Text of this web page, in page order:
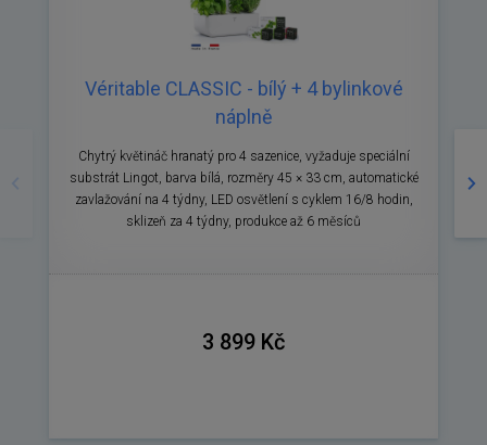
Véritable CLASSIC - bílý + 4 bylinkové
náplně
Chytrý květináč hranatý pro 4 sazenice, vyžaduje speciální
substrát Lingot, barva bílá, rozměry 45 × 33 cm, automatické
zavlažování na 4 týdny, LED osvětlení s cyklem 16/8 hodin,
sklizeň za 4 týdny, produkce až 6 měsíců
3 899 Kč